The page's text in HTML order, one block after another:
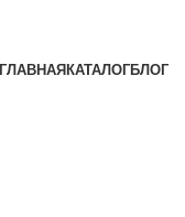
ГЛАВНАЯ КАТАЛОГБЛОГ